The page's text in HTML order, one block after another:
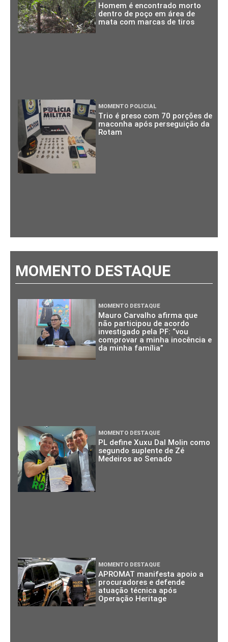
Homem é encontrado morto
dentro de poço em área de
mata com marcas de tiros
MOMENTO POLICIAL
Trio é preso com 70 porções de
maconha após perseguição da
Rotam
MOMENTO DESTAQUE
MOMENTO DESTAQUE
Mauro Carvalho afirma que
não participou de acordo
investigado pela PF: “vou
comprovar a minha inocência e
da minha família”
MOMENTO DESTAQUE
PL define Xuxu Dal Molin como
segundo suplente de Zé
Medeiros ao Senado
MOMENTO DESTAQUE
APROMAT manifesta apoio a
procuradores e defende
atuação técnica após
Operação Heritage